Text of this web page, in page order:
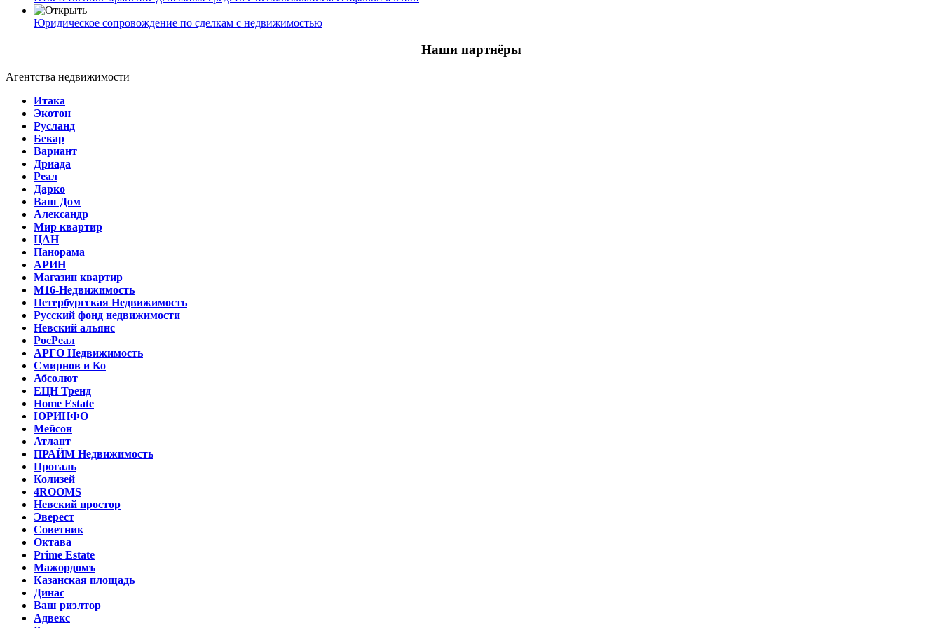
Юридическое сопровождение по сделкам с недвижимостью
Наши партнёры
Агентства недвижимости
Итака
Экотон
Русланд
Бекар
Вариант
Дриада
Реал
Дарко
Ваш Дом
Александр
Мир квартир
ЦАН
Панорама
АРИН
Магазин квартир
М16-Недвижимость
Петербургская Недвижимость
Русский фонд недвижимости
Невский альянс
РосРеал
АРГО Недвижимость
Смирнов и Ко
Абсолют
ЕЦН Тренд
Home Estate
ЮРИНФО
Мейсон
Атлант
ПРАЙМ Недвижимость
Прогаль
Колизей
4ROOMS
Невский простор
Эверест
Советник
Октава
Prime Estate
Мажордомъ
Казанская площадь
Динас
Ваш риэлтор
Адвекс